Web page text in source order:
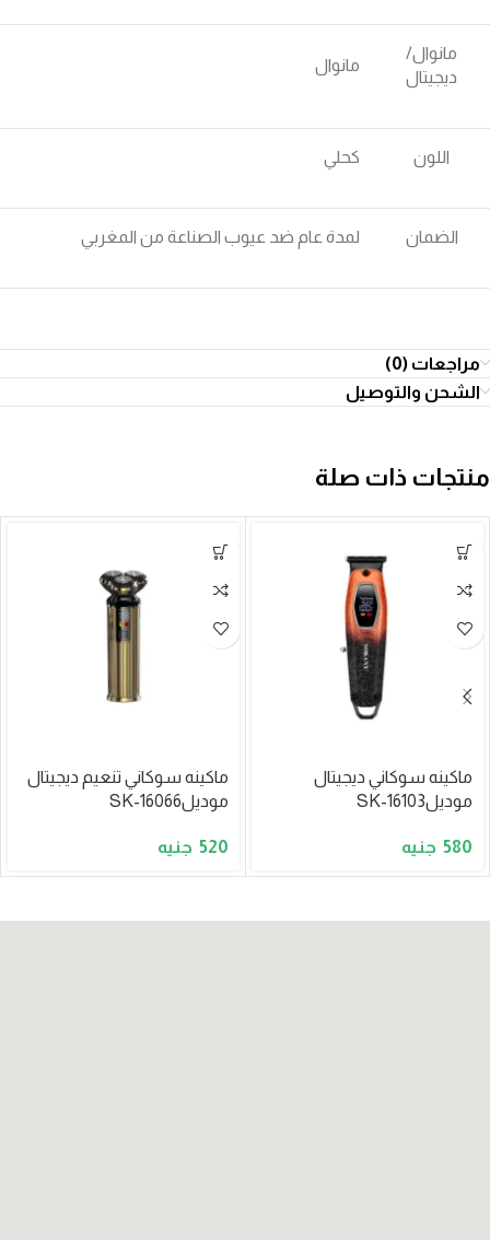
مانوال/
ديجيتال
مانوال
اللون كحلي
الضمان لمدة عام ضد عيوب الصناعة من المغربي
مراجعات (0)
الشحن والتوصيل
منتجات ذات صلة
ماكينه سوكاني ديجيتال
موديلSK-16103
580
ماكينه سوكاني تنعيم ديجيتال
موديلSK-16066
520